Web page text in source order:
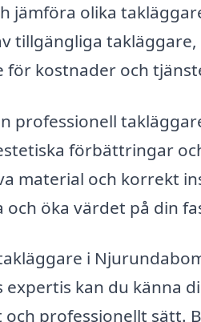
jämföra olika
tillgängliga
kostnader och
professionell
förbättringar
material och korrekt
öka värdet på din
i
expertis kan du känna
professionellt sätt.